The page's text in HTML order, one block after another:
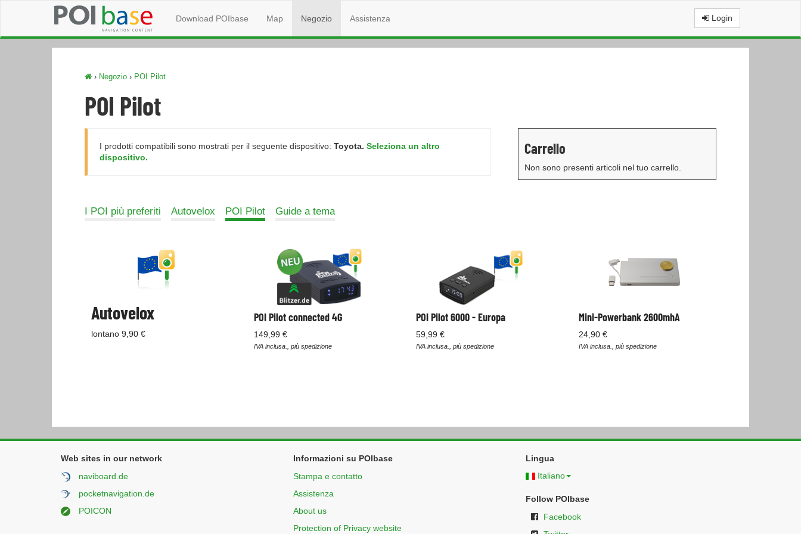
Download POIbase Map Negozio Assistenza Login
› Negozio › POI Pilot
POI Pilot
Carrello
Non sono presenti articoli nel tuo carrello.
I prodotti compatibili sono mostrati per il seguente dispositivo: Toyota. Seleziona un altro
dispositivo.
I POI più preferiti Autovelox POI Pilot Guide a tema
Autovelox
lontano 9,90 €
POI Pilot connected 4G
149,99 €
IVA inclusa., più spedizione
POI Pilot 6000 - Europa
59,99 €
IVA inclusa., più spedizione
Mini-Powerbank 2600mhA
24,90 €
IVA inclusa., più spedizione
Web sites in our network
naviboard.de
pocketnavigation.de
POICON
Informazioni su POIbase
Stampa e contatto
Assistenza
About us
Protection of Privacy website
Lingua
Italiano
Follow POIbase
Facebook